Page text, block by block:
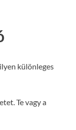
különleges
Te vagy a